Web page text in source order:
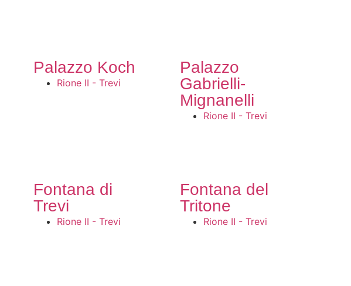
Palazzo Koch
Rione II - Trevi
Palazzo
Gabrielli-
Mignanelli
Rione II - Trevi
Fontana di
Trevi
Rione II - Trevi
Fontana del
Tritone
Rione II - Trevi